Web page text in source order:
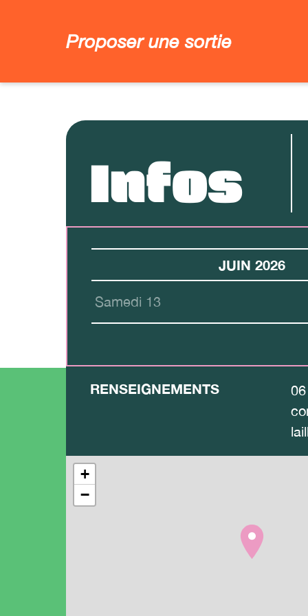
Proposer une sortie
Infos
JUIN 2026
Samedi 13
RENSEIGNEMENTS
+
−